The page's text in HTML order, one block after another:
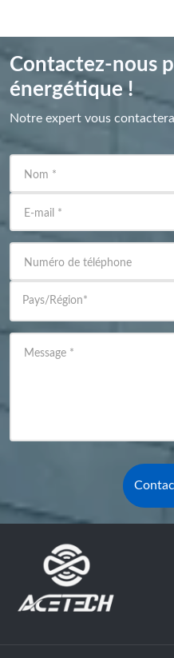
Contactez-nous
énergétique !
Notre expert vous
Nom *
E-mail *
Numéro de téléphone
Pays/Région*
Message *